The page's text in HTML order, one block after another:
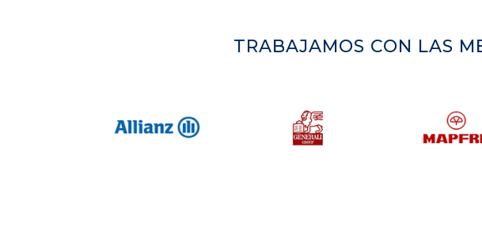
TRABAJAMOS CON LAS